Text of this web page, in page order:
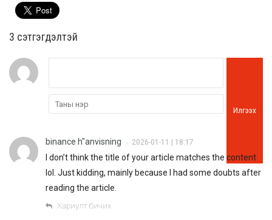
3 cэтгэгдэлтэй
Илгээх
binance h"anvisning • 2026-01-11 | 18:17
I don’t think the title of your article matches the content
lol. Just kidding, mainly because I had some doubts after
reading the article.
Хариулт бичих